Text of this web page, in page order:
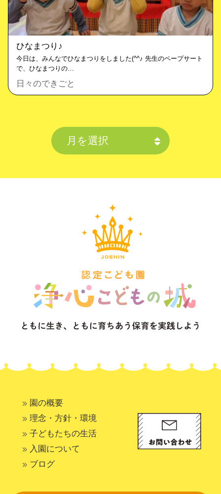
ひなまつり♪
今日は、みんなでひなまつりをしました(^^♪ 先生のペープサート
で、ひなまつりの…
日々のできごと
園の概要
理念・方針・環境
子どもたちの生活
入園について
ブログ